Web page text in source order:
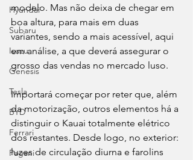
Hyundai
Subaru
Isuzu
Genesis
Tesla
BYD
Ferrari
Pagani
modelo. Mas não deixa de chegar em
boa altura, para mais em duas
variantes, sendo a mais acessível, aqui
em análise, a que deverá assegurar o
grosso das vendas no mercado luso.
Importará começar por reter que, além
da motorização, outros elementos há a
distinguir o Kauai totalmente elétrico
dos restantes. Desde logo, no exterior:
luzes de circulação diurna e farolins